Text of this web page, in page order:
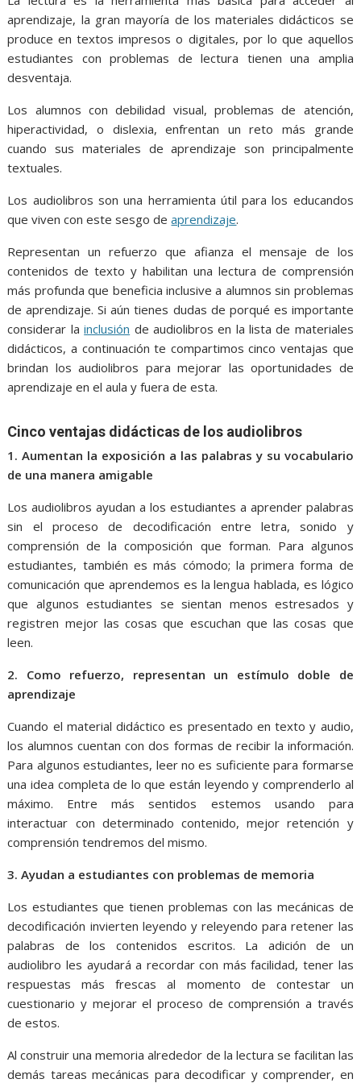
o
k
p
p
g
er
m
aprendizaje, la gran mayoría de los materiales didácticos se
produce en textos impresos o digitales, por lo que aquellos
estudiantes con problemas de lectura tienen una amplia
desventaja.
Los alumnos con debilidad visual, problemas de atención,
hiperactividad, o dislexia, enfrentan un reto más grande
cuando sus materiales de aprendizaje son principalmente
textuales.
Los audiolibros son una herramienta útil para los educandos
que viven con este sesgo deaprendizaje.
Representan un refuerzo que afianza el mensaje de los
contenidos de texto y habilitan una lectura de comprensión
más profunda que beneficia inclusive a alumnos sin problemas
de aprendizaje. Si aún tienes dudas de porqué es importante
considerar lainclusión de audiolibros en la lista de materiales
didácticos, a continuación te compartimos cinco ventajas que
brindan los audiolibros para mejorar las oportunidades de
aprendizaje en el aula y fuera de esta.
Cinco ventajas didácticas de los audiolibros
1. Aumentan la exposición a las palabras y su vocabulario
de una manera amigable
Los audiolibros ayudan a los estudiantes a aprender palabras
sin el proceso de decodificación entre letra, sonido y
comprensión de la composición que forman. Para algunos
estudiantes, también es más cómodo; la primera forma de
comunicación que aprendemos es la lengua hablada, es lógico
que algunos estudiantes se sientan menos estresados y
registren mejor las cosas que escuchan que las cosas que
leen.
2. Como refuerzo, representan un estímulo doble de
aprendizaje
Cuando el material didáctico es presentado en texto y audio,
los alumnos cuentan con dos formas de recibir la información.
Para algunos estudiantes, leer no es suficiente para formarse
una idea completa de lo que están leyendo y comprenderlo al
máximo. Entre más sentidos estemos usando para
interactuar con determinado contenido, mejor retención y
comprensión tendremos del mismo.
3. Ayudan a estudiantes con problemas de memoria
Los estudiantes que tienen problemas con las mecánicas de
decodificación invierten leyendo y releyendo para retener las
palabras de los contenidos escritos. La adición de un
audiolibro les ayudará a recordar con más facilidad, tener las
respuestas más frescas al momento de contestar un
cuestionario y mejorar el proceso de comprensión a través
de estos.
Al construir una memoria alrededor de la lectura se facilitan las
demás tareas mecánicas para decodificar y comprender, en